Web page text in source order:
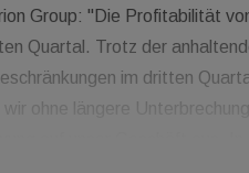
Group: "Die Profitabilität
Quartal. Trotz der
im dritten
ohne längere